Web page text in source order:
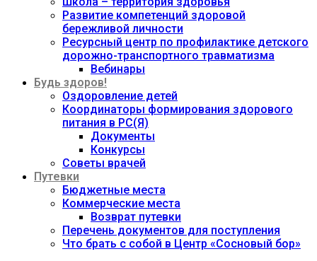
Развитие компетенций здоровой
бережливой личности
Ресурсный центр по профилактике детского
дорожно-транспортного травматизма
Вебинары
Будь здоров!
Оздоровление детей
Координаторы формирования здорового
питания в РС(Я)
Документы
Конкурсы
Советы врачей
Путевки
Бюджетные места
Коммерческие места
Возврат путевки
Перечень документов для поступления
Что брать с собой в Центр «Сосновый бор»